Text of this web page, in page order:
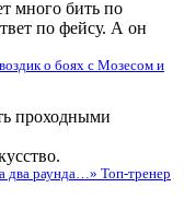
много бить по
по фейсу. А он
о боях с Мозесом и
проходными
два раунда…» Топ-тренер